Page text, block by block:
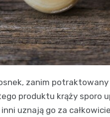
zanim
produktu krąży sporo
uznają go za